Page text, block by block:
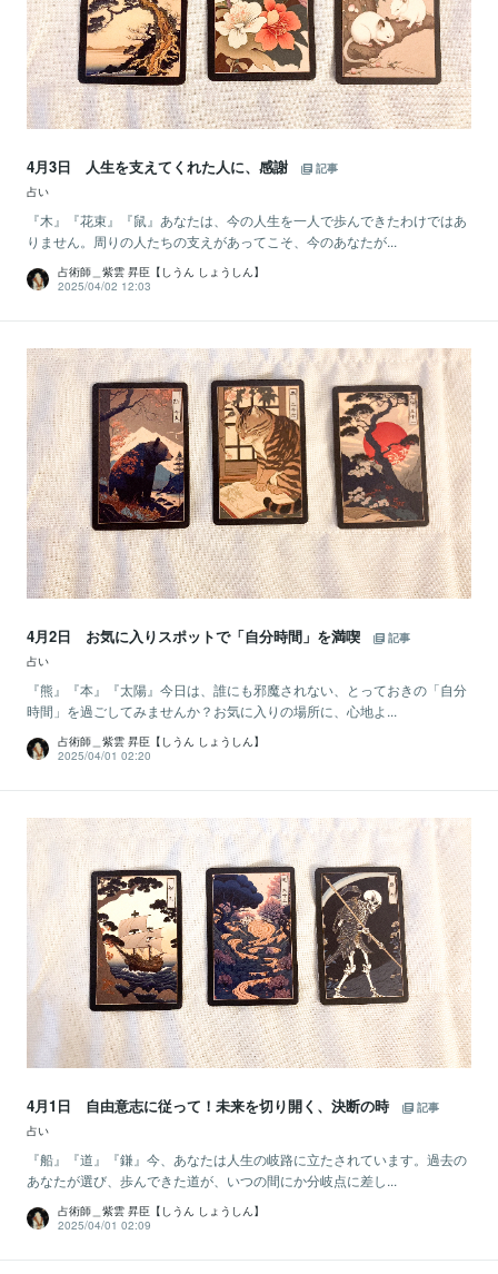
4月3日 人生を支えてくれた人に、感謝
記事
占い
『木』『花束』『鼠』あなたは、今の人生を一人で歩んできたわけではあ
りません。周りの人たちの支えがあってこそ、今のあなたが...
占術師＿紫雲 昇臣【しうん しょうしん】
2025/04/02 12:03
4月2日 お気に入りスポットで「自分時間」を満喫
記事
占い
『熊』『本』『太陽』今日は、誰にも邪魔されない、とっておきの「自分
時間」を過ごしてみませんか？お気に入りの場所に、心地よ...
占術師＿紫雲 昇臣【しうん しょうしん】
2025/04/01 02:20
4月1日 自由意志に従って！未来を切り開く、決断の時
記事
占い
『船』『道』『鎌』今、あなたは人生の岐路に立たされています。過去の
あなたが選び、歩んできた道が、いつの間にか分岐点に差し...
占術師＿紫雲 昇臣【しうん しょうしん】
2025/04/01 02:09